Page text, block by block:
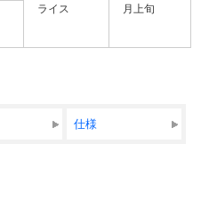
ライス
月上旬
仕様